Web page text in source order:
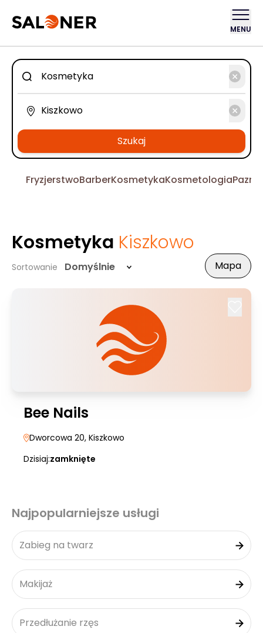
MENU
Szukaj
FryzjerstwoBarberKosmetykaKosmetologia
Kosmetyka Kiszkowo
Sortowanie Domyślnie Mapa
Bee Nails
Dworcowa 20, Kiszkowo
Dzisiaj:zamknięte
Najpopularniejsze usługi
Zabieg na twarz
Makijaż
Przedłużanie rzęs